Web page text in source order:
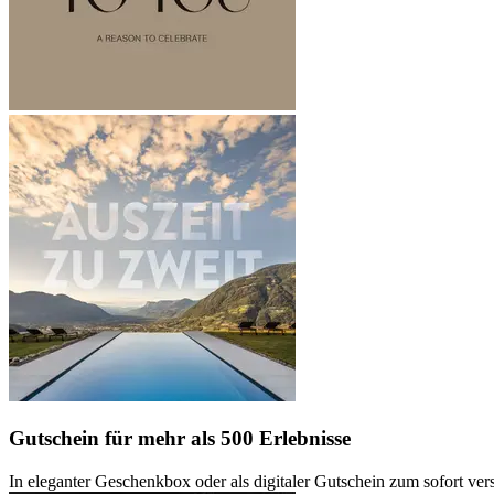
Gutschein für mehr als 500 Erlebnisse
In eleganter Geschenkbox oder als digitaler Gutschein zum sofort